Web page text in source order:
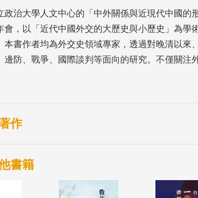
政治大學人文中心的「中外關係與近現代中國的
會，以「近代中國外交的大歷史與小歷史」為學
本書作者均為外交史領域專家，透過對晚清以來
邊防、戰爭、國際談判等面向的研究。不僅關注
的歷史事件。不僅關注外交的大範圍性質，又囊
寫h(histories)的概念，命名為：《近代中國外交
作
書籍